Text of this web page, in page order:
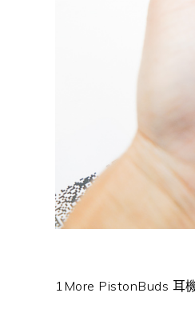
1More PistonBuds 耳